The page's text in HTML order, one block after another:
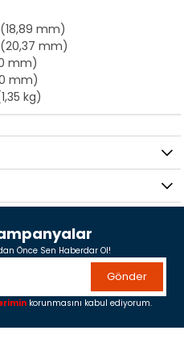
mm)
mm)
mm)
mm)
kg)
Önce Sen Haberdar Ol!
Gönder
korunmasını kabul ediyorum.